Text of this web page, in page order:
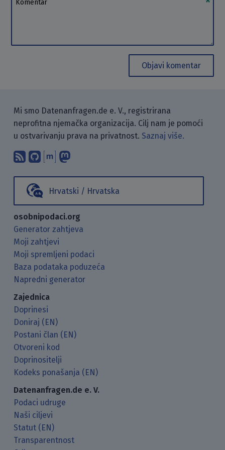
Objavi komentar
Mi smo Datenanfragen.de e. V., registrirana
neprofitna njemačka organizacija. Cilj nam je pomoći
u ostvarivanju prava na privatnost. Saznaj više.
Pretplati se na naš blog koristeći
Pronađi nas na GitHubu.
Raspravljaj s nama putem
Hrvatski / Hrvatska
osobnipodaci.org
Generator zahtjeva
Moji zahtjevi
Moji spremljeni podaci
Baza podataka poduzeća
Napredni generator
Zajednica
Doprinesi
Doniraj (EN)
Postani član (EN)
Otvoreni kod
Doprinositelji
Kodeks ponašanja (EN)
Datenanfragen.de e. V.
Podaci udruge
Naši ciljevi
Statut (EN)
Transparentnost